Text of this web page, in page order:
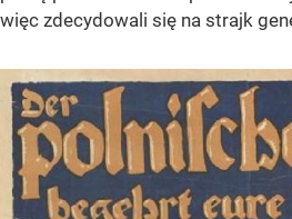
więc zdecydowali się na strajk